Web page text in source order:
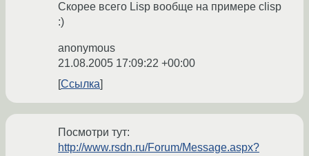
Скорее всего Lisp вообще на примере clisp
:)
anonymous
21.08.2005 17:09:22 +00:00
Ссылка
Посмотри тут:
http://www.rsdn.ru/Forum/Message.aspx?